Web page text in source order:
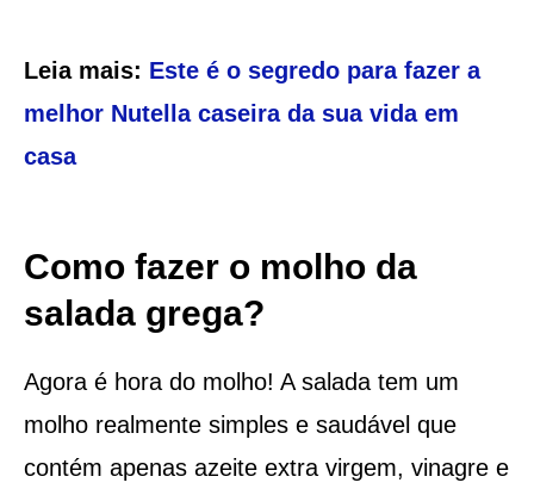
Leia mais: Este é o segredo para fazer a
melhor Nutella caseira da sua vida em
casa
Como fazer o molho da
salada grega?
Agora é hora do molho! A salada tem um
molho realmente simples e saudável que
contém apenas azeite extra virgem, vinagre e